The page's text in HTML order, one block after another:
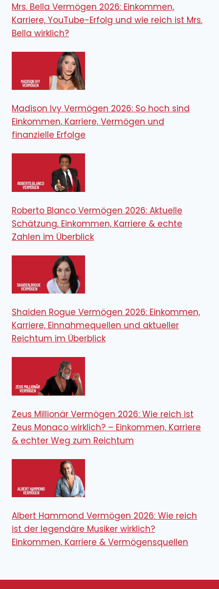
Mrs. Bella Vermögen 2026: Einkommen,
Karriere, YouTube-Erfolg und wie reich ist Mrs.
Bella wirklich?
Madison Ivy Vermögen 2026: So hoch sind
Einkommen, Karriere, Vermögen und
finanzielle Erfolge
Roberto Blanco Vermögen 2026: Aktuelle
Schätzung, Einkommen, Karriere & echte
Zahlen im Überblick
Shaiden Rogue Vermögen 2026: Einkommen,
Karriere, Einnahmequellen und aktueller
Reichtum im Überblick
Zeus Millionär Vermögen 2026: Wie reich ist
Zeus Monaco wirklich? – Einkommen, Karriere
& echter Weg zum Reichtum
Albert Hammond Vermögen 2026: Wie reich
ist der legendäre Musiker wirklich?
Einkommen, Karriere & Vermögensquellen